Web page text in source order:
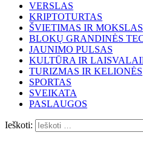
VERSLAS
KRIPTOTURTAS
ŠVIETIMAS IR MOKSLAS
BLOKŲ GRANDINĖS
JAUNIMO PULSAS
KULTŪRA IR
TURIZMAS IR KELIONĖS
SPORTAS
SVEIKATA
PASLAUGOS
Ieškoti: